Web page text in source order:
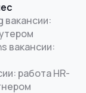
вакансии:
вакансии:
работа HR-